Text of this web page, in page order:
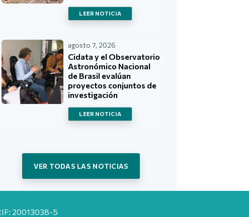
LEER NOTICIA
agosto 7, 2026
Cidata y el Observatorio
Astronómico Nacional
de Brasil evalúan
proyectos conjuntos de
investigación
LEER NOTICIA
VER TODAS LAS NOTICIAS
20013038-5